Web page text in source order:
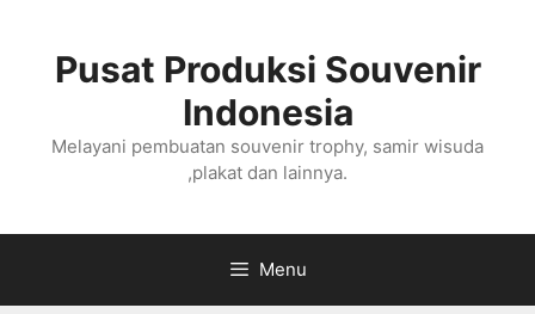
Pusat Produksi Souvenir
Indonesia
Melayani pembuatan souvenir trophy, samir wisuda
,plakat dan lainnya.
Menu